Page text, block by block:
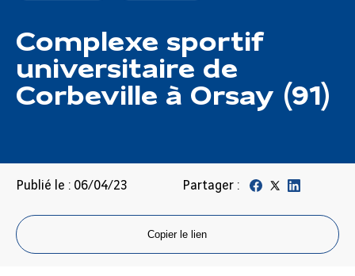
Complexe sportif
universitaire de
Corbeville à Orsay (91)
Publié le : 06/04/23 Partager :
Copier le lien